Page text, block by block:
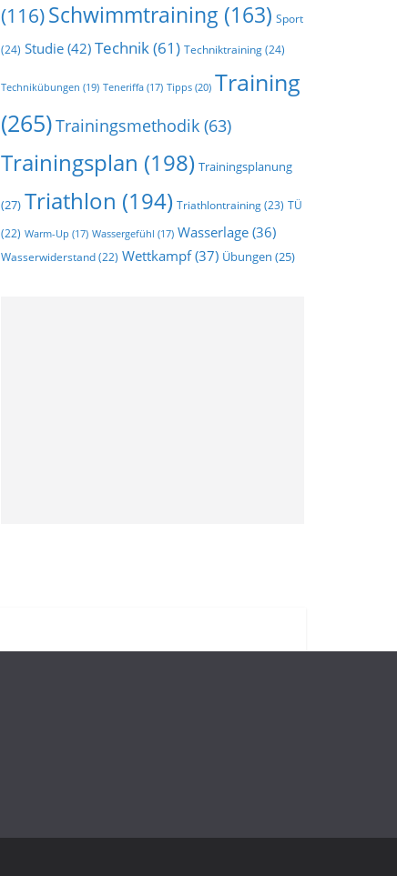
(116)Schwimmtraining (163) Sport
(24) Studie (42) Technik(61) Techniktraining(24)
Technikübungen (19) Teneriffa (17) Tipps (20) Training
(265)Trainingsmethodik (63)
Trainingsplan (198) Trainingsplanung
(27) Triathlon (194) Triathlontraining(23) TÜ
(22) Warm-Up (17) Wassergefühl (17) Wasserlage (36)
Wasserwiderstand(22) Wettkampf(37) Übungen (25)